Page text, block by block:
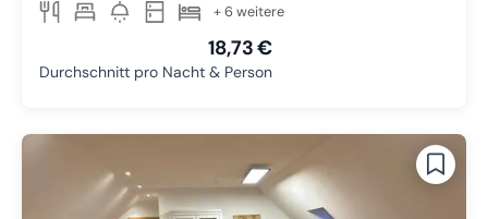
+ 6 weitere
18,73 €
Durchschnitt pro Nacht & Person